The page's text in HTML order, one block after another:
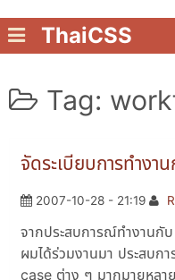
ThaiCSS
Tag:
จัดระเบียบการทำงา
2007-10-28 - 21:19
จากประสบการณ์ทำงานกั
ผมได้ร่วมงานมา ประสบ
case ต่าง ๆ มากมายหลา